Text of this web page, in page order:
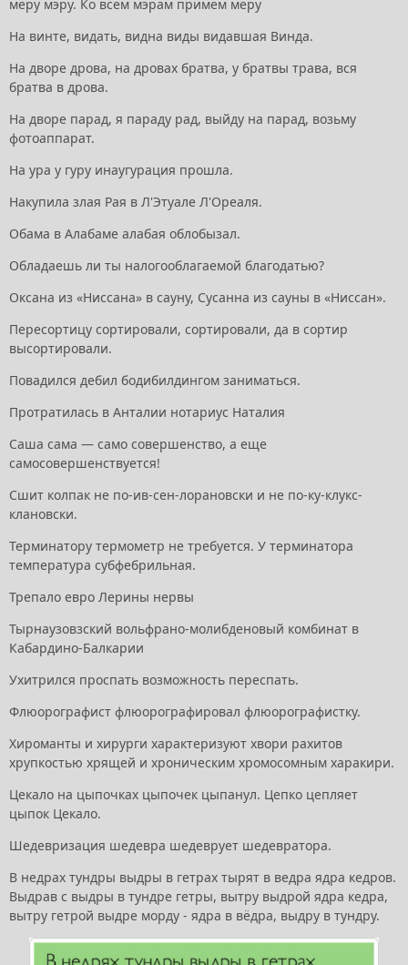
меру мэру. Ко всем мэрам примем меру
На винте, видать, видна виды видавшая Винда.
На дворе дрова, на дровах братва, у братвы трава, вся
братва в дрова.
На дворе парад, я параду рад, выйду на парад, возьму
фотоаппарат.
На ура у гуру инаугурация прошла.
Накупила злая Рая в Л'Этуале Л'Ореаля.
Обама в Алабаме алабая облобызал.
Обладаешь ли ты налогооблагаемой благодатью?
Оксана из «Ниссана» в сауну, Сусанна из сауны в «Ниссан».
Пересортицу сортировали, сортировали, да в сортир
высортировали.
Повадился дебил бодибилдингом заниматься.
Протратилась в Анталии нотариус Наталия
Саша сама — само совершенство, а еще
самосовершенствуется!
Сшит колпак не по-ив-сен-лорановски и не по-ку-клукс-
клановски.
Терминатору термометр не требуется. У терминатора
температура субфебрильная.
Трепало евро Лерины нервы
Тырнаузовзский вольфрано-молибденовый комбинат в
Кабардино-Балкарии
Ухитрился проспать возможность переспать.
Флюорографист флюорографировал флюорографистку.
Хироманты и хирурги характеризуют хвори рахитов
хрупкостью хрящей и хроническим хромосомным харакири.
Цекало на цыпочках цыпочек цыпанул. Цепко цепляет
цыпок Цекало.
Шедевризация шедевра шедеврует шедевратора.
В недрах тундры выдры в гетрах тырят в ведра ядра кедров.
Выдрав с выдры в тундре гетры, вытру выдрой ядра кедра,
вытру гетрой выдре морду - ядра в вёдра, выдру в тундру.